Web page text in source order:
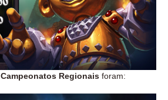
Campeonatos Regionais foram: